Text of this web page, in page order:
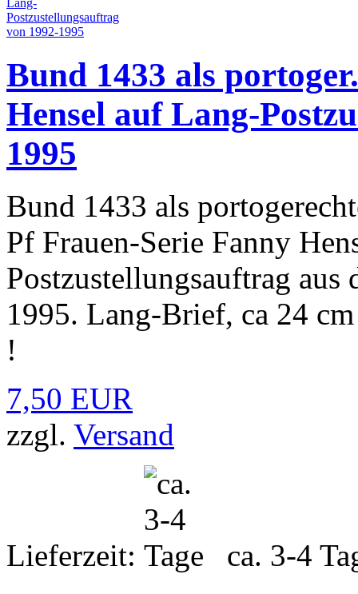
Bund 1433 als
Hensel auf Lang-
1995
Bund 1433 als
Pf Frauen-Serie Fanny
Postzustellungsauftrag
1995. Lang-Brief, ca 24
!
7,50 EUR
zzgl. Versand
Lieferzeit: ca. 3-4